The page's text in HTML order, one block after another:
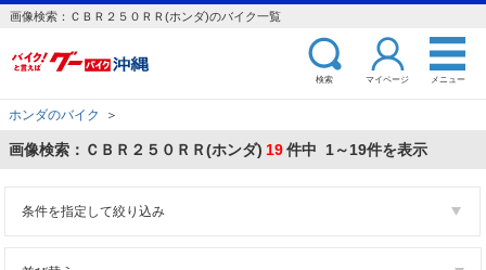
画像検索：ＣＢＲ２５０ＲＲ(ホンダ)のバイク一覧
検索 マイページ メニュー
ホンダのバイク ＞
画像検索：ＣＢＲ２５０ＲＲ(ホンダ) 19件中 1～19件を表示
条件を指定して絞り込み